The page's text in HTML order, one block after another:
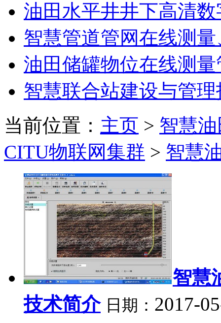
油田水平井井下高清
智慧管道管网在线测
油田储罐物位在线测
智慧联合站建设与管理
当前位置： 主页 > 智慧
CITU物联网集群 > 智慧
智慧
技术简介 日期： 2017-